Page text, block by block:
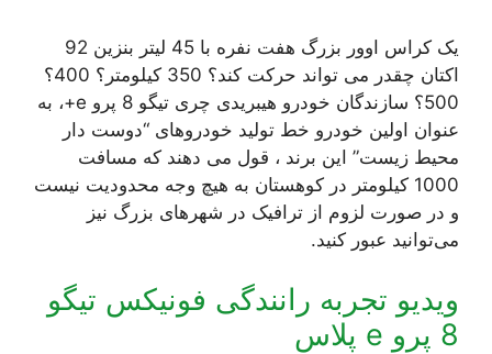
یک کراس اوور بزرگ هفت نفره با 45 لیتر بنزین 92
اکتان چقدر می تواند حرکت کند؟ 350 کیلومتر؟ 400؟
500؟ سازندگان خودرو هیبریدی چری تیگو 8 پرو e+، به
عنوان اولین خودرو خط تولید خودروهای “دوست دار
محیط زیست” این برند ، قول می دهند که مسافت
1000 کیلومتر در کوهستان به هیچ وجه محدودیت نیست
و در صورت لزوم از ترافیک در شهرهای بزرگ نیز
می‌توانید عبور کنید.
ویدیو تجربه رانندگی فونیکس تیگو
8 پرو e پلاس